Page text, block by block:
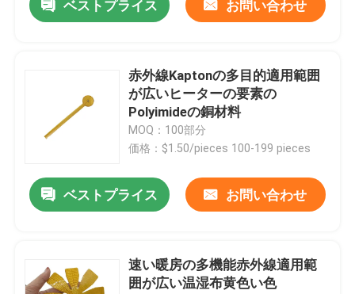
ベストプライス お問い合わせ
赤外線Kaptonの多目的適用範囲
が広いヒーターの要素の
Polyimideの銅材料
MOQ：100部分
価格：$1.50/pieces 100-199 pieces
ベストプライス お問い合わせ
速い暖房の多機能赤外線適用範
囲が広い温湿布黄色い色